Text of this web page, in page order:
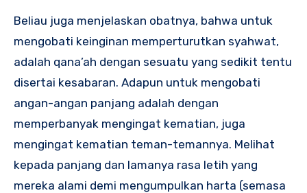
Beliau juga menjelaskan obatnya, bahwa untuk
mengobati keinginan memperturutkan syahwat,
adalah qana’ah dengan sesuatu yang sedikit tentu
disertai kesabaran. Adapun untuk mengobati
angan-angan panjang adalah dengan
memperbanyak mengingat kematian, juga
mengingat kematian teman-temannya. Melihat
kepada panjang dan lamanya rasa letih yang
mereka alami demi mengumpulkan harta (semasa